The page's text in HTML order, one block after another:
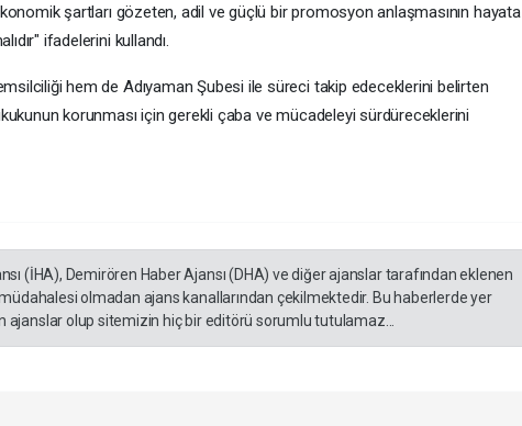
şartları gözeten, adil ve güçlü bir promosyon anlaşmasının hayata
ifadelerini kullandı.
hem de Adıyaman Şubesi ile süreci takip edeceklerini belirten
korunması için gerekli çaba ve mücadeleyi sürdüreceklerini
(İHA), Demirören Haber Ajansı (DHA) ve diğer ajanslar tarafından eklenen
olmadan ajans kanallarından çekilmektedir. Bu haberlerde yer
olup sitemizin hiç bir editörü sorumlu tutulamaz...